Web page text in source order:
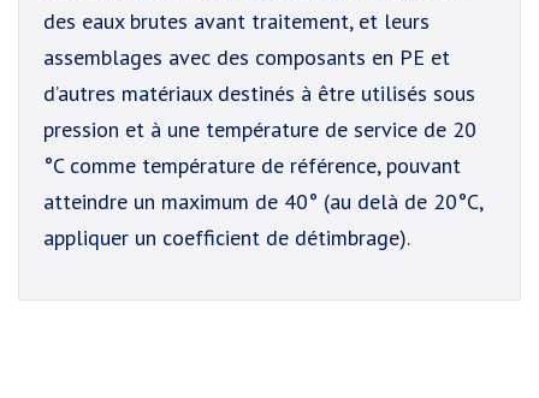
des eaux brutes avant traitement, et leurs
assemblages avec des composants en PE et
d’autres matériaux destinés à être utilisés sous
pression et à une température de service de 20
°C comme température de référence, pouvant
atteindre un maximum de 40° (au delà de 20°C,
appliquer un coefficient de détimbrage).